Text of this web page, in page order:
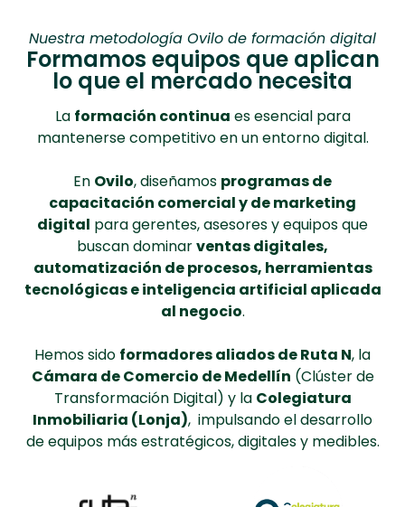
Nuestra metodología Ovilo de formación digital
Formamos equipos que aplican
lo que el mercado necesita
La formación continua es esencial para
mantenerse competitivo en un entorno digital.
En Ovilo, diseñamos programas de
capacitación comercial y de marketing
digital para gerentes, asesores y equipos que
buscan dominarventas digitales,
automatización de procesos, herramientas
tecnológicas e inteligencia artificial aplicada
al negocio.
Hemos sido formadores aliados de Ruta N, la
Cámara de Comercio de Medellín (Clúster de
Transformación Digital) y la Colegiatura
Inmobiliaria (Lonja), impulsando el desarrollo
de equipos más estratégicos, digitales y medibles.